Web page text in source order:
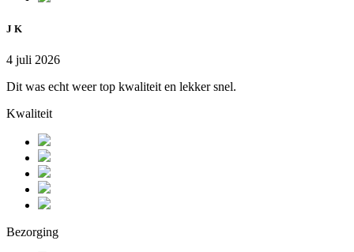
J K
4 juli 2026
Dit was echt weer top kwaliteit en lekker snel.
Kwaliteit
Bezorging